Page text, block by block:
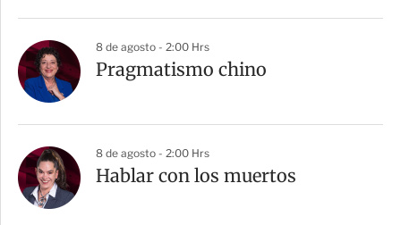
8 de agosto - 2:00 Hrs
Pragmatismo chino
8 de agosto - 2:00 Hrs
Hablar con los muertos